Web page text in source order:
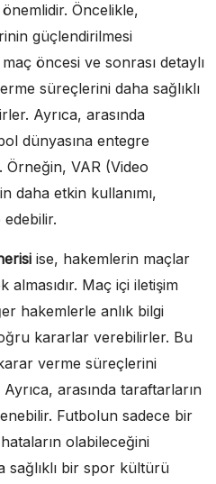
Öncelikle,
güçlendirilmesi
öncesi ve sonrası detaylı
süreçlerini daha sağlıklı
Ayrıca, arasında
dünyasına entegre
Örneğin, VAR (Video
daha etkin kullanımı,
edebilir.
ise, hakemlerin maçlar
almasıdır. Maç içi iletişim
hakemlerle anlık bilgi
kararlar verebilirler. Bu
verme süreçlerini
arasında taraftarların
Futbolun sadece bir
olabileceğini
sağlıklı bir spor kültürü